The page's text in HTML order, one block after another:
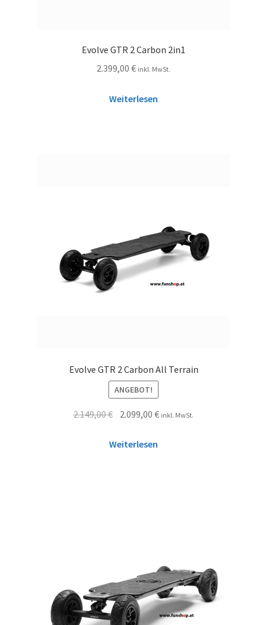
Evolve GTR 2 Carbon 2in1
2.399,00 € inkl. MwSt.
Weiterlesen
Evolve GTR 2 Carbon All Terrain
ANGEBOT!
2.149,00€ 2.099,00€ inkl. MwSt.
Weiterlesen